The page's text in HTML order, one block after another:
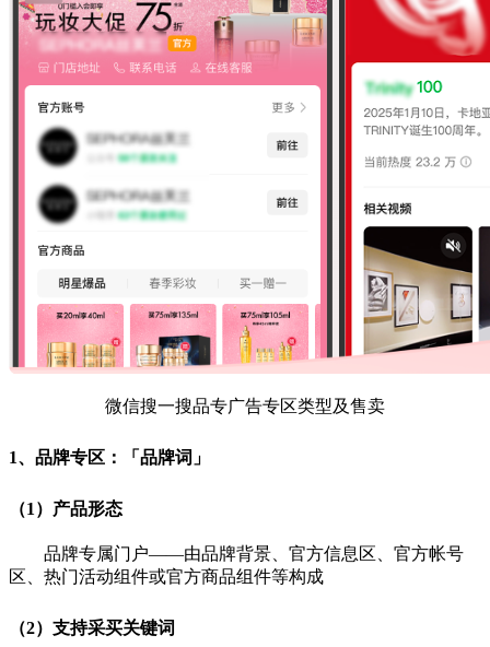
微信搜一搜品专广告专区类型及售卖
1、品牌专区：「品牌词」
（1）产品形态
品牌专属门户——由品牌背景、官方信息区、官方帐号
区、热门活动组件或官方商品组件等构成
（2）支持采买关键词